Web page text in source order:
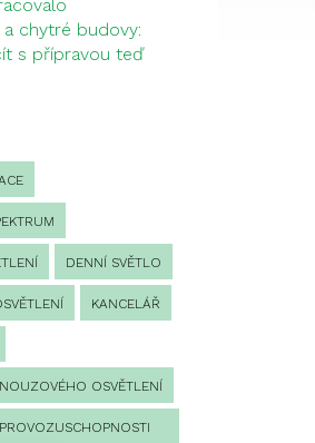
a chytré budovy:
s přípravou teď
DENNÍ SVĚTLO
KANCELÁŘ
OSVĚTLENÍ